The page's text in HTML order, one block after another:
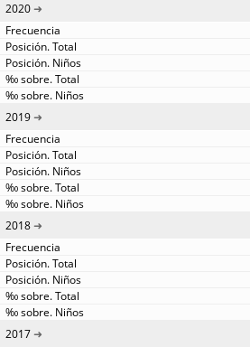
2020
2019
2018
2017